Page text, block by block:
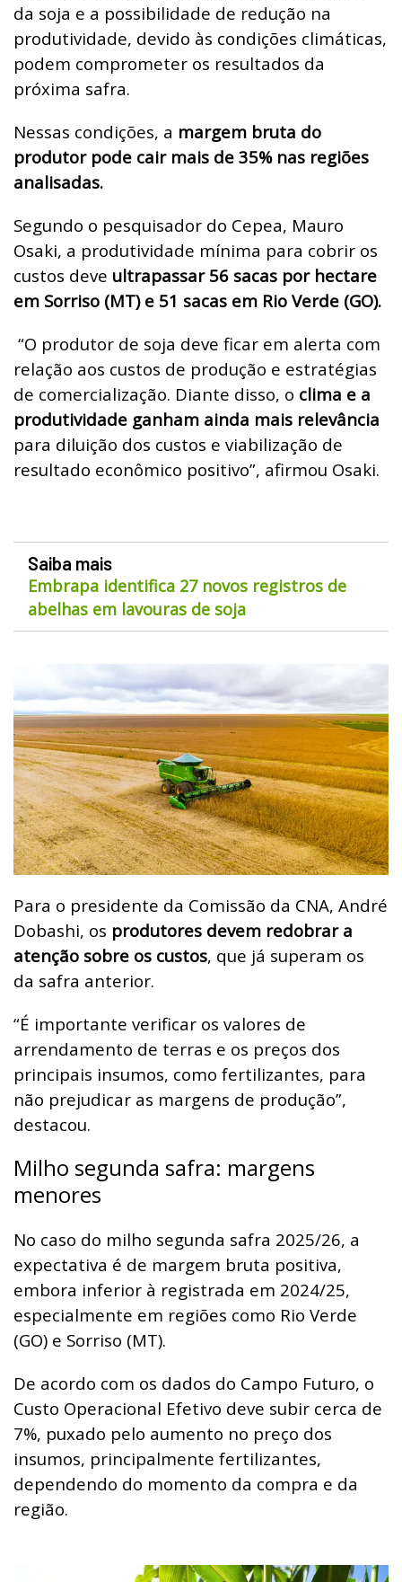
da soja e a possibilidade de redução na
produtividade, devido às condições climáticas,
podem comprometer os resultados da
próxima safra.
Nessas condições, a margem bruta do
produtor pode cair mais de 35% nas regiões
analisadas.
Segundo o pesquisador do Cepea, Mauro
Osaki, a produtividade mínima para cobrir os
custos deve ultrapassar 56 sacas por hectare
em Sorriso (MT) e 51 sacas em Rio Verde (GO).
“O produtor de soja deve ficar em alerta com
relação aos custos de produção e estratégias
de comercialização. Diante disso, o clima e a
produtividade ganham ainda mais relevância
para diluição dos custos e viabilização de
resultado econômico positivo”, afirmou Osaki.
Saiba mais
Embrapa identifica 27 novos registros de
abelhas em lavouras de soja
Para o presidente da Comissão da CNA, André
Dobashi, os produtores devem redobrar a
atenção sobre os custos, que já superam os
da safra anterior.
“É importante verificar os valores de
arrendamento de terras e os preços dos
principais insumos, como fertilizantes, para
não prejudicar as margens de produção”,
destacou.
Milho segunda safra: margens
menores
No caso do milho segunda safra 2025/26, a
expectativa é de margem bruta positiva,
embora inferior à registrada em 2024/25,
especialmente em regiões como Rio Verde
(GO) e Sorriso (MT).
De acordo com os dados do Campo Futuro, o
Custo Operacional Efetivo deve subir cerca de
7%, puxado pelo aumento no preço dos
insumos, principalmente fertilizantes,
dependendo do momento da compra e da
região.